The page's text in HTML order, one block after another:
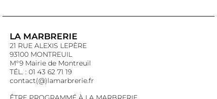
LA MARBRERIE
21 RUE ALEXIS LEPÈRE
93100 MONTREUIL
M°9 Mairie de Montreuil
TÉL. : 01 43 62 71 19
contact(@)lamarbrerie.fr